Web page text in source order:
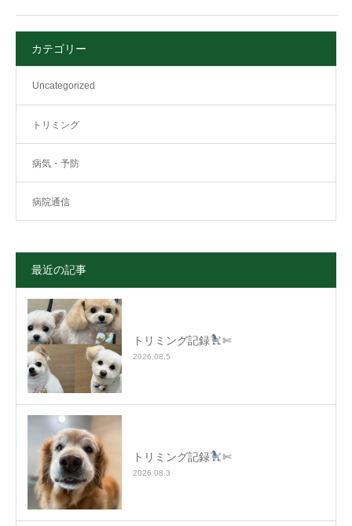
カテゴリー
Uncategorized
トリミング
病気・予防
病院通信
最近の記事
トリミング記録 ✄
2026.08.5
トリミング記録 ✄
2026.08.3